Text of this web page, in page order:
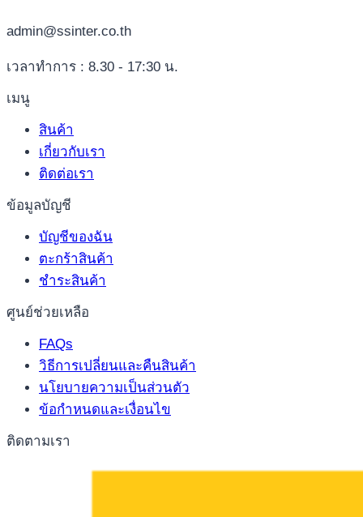
admin@ssinter.co.th
เวลาทำการ : 8.30 - 17:30 น.
เมนู
สินค้า
เกี่ยวกับเรา
ติดต่อเรา
ข้อมูลบัญชี
บัญชีของฉัน
ตะกร้าสินค้า
ชำระสินค้า
ศูนย์ช่วยเหลือ
FAQs
วิธีการเปลี่ยนและคืนสินค้า
นโยบายความเป็นส่วนตัว
ข้อกำหนดและเงื่อนไข
ติดตามเรา